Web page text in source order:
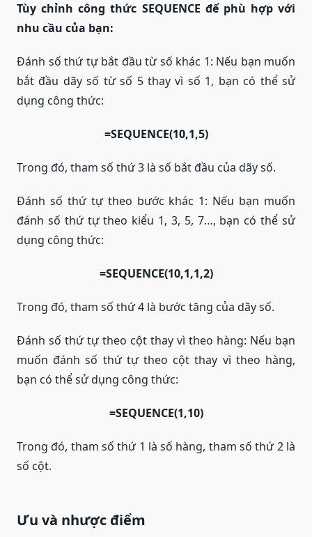
Tùy chỉnh công thức SEQUENCE để phù hợp với
nhu cầu của bạn:
Đánh số thứ tự bắt đầu từ số khác 1: Nếu bạn muốn
bắt đầu dãy số từ số 5 thay vì số 1, bạn có thể sử
dụng công thức:
=SEQUENCE(10,1,5)
Trong đó, tham số thứ 3 là số bắt đầu của dãy số.
Đánh số thứ tự theo bước khác 1: Nếu bạn muốn
đánh số thứ tự theo kiểu 1, 3, 5, 7…, bạn có thể sử
dụng công thức:
=SEQUENCE(10,1,1,2)
Trong đó, tham số thứ 4 là bước tăng của dãy số.
Đánh số thứ tự theo cột thay vì theo hàng: Nếu bạn
muốn đánh số thứ tự theo cột thay vì theo hàng,
bạn có thể sử dụng công thức:
=SEQUENCE(1,10)
Trong đó, tham số thứ 1 là số hàng, tham số thứ 2 là
số cột.
Ưu và nhược điểm